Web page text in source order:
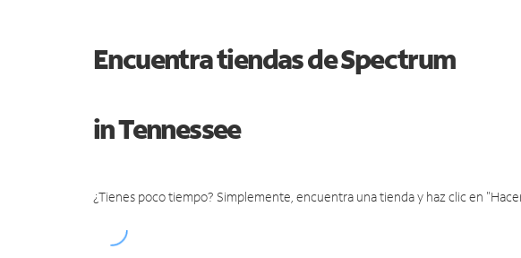
Encuentra tiendas de Spectrum
in Tennessee
¿Tienes poco tiempo? Simplemente, encuentra una tienda y haz clic en